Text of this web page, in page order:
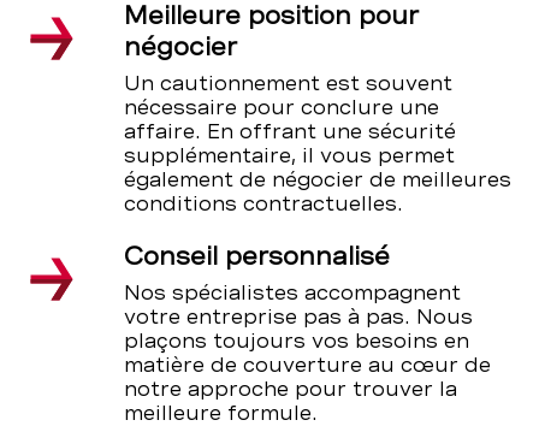
Meilleure position pour
négocier
Un cautionnement est souvent
nécessaire pour conclure une
affaire. En offrant une sécurité
supplémentaire, il vous permet
également de négocier de meilleures
conditions contractuelles.
Conseil personnalisé
Nos spécialistes accompagnent
votre entreprise pas à pas. Nous
plaçons toujours vos besoins en
matière de couverture au cœur de
notre approche pour trouver la
meilleure formule.